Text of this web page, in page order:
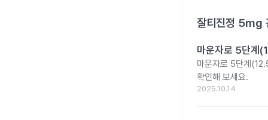
잘티진정 5mg
마운자로 5단계
마운자로 5단계
확인해 보세요.
2025.10.14